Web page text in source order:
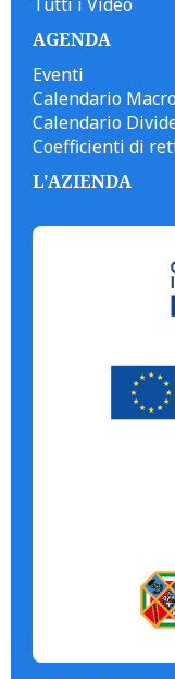
AGENDA
Eventi
Calendario Macro
Calendario
Coefficienti di
L'AZIENDA